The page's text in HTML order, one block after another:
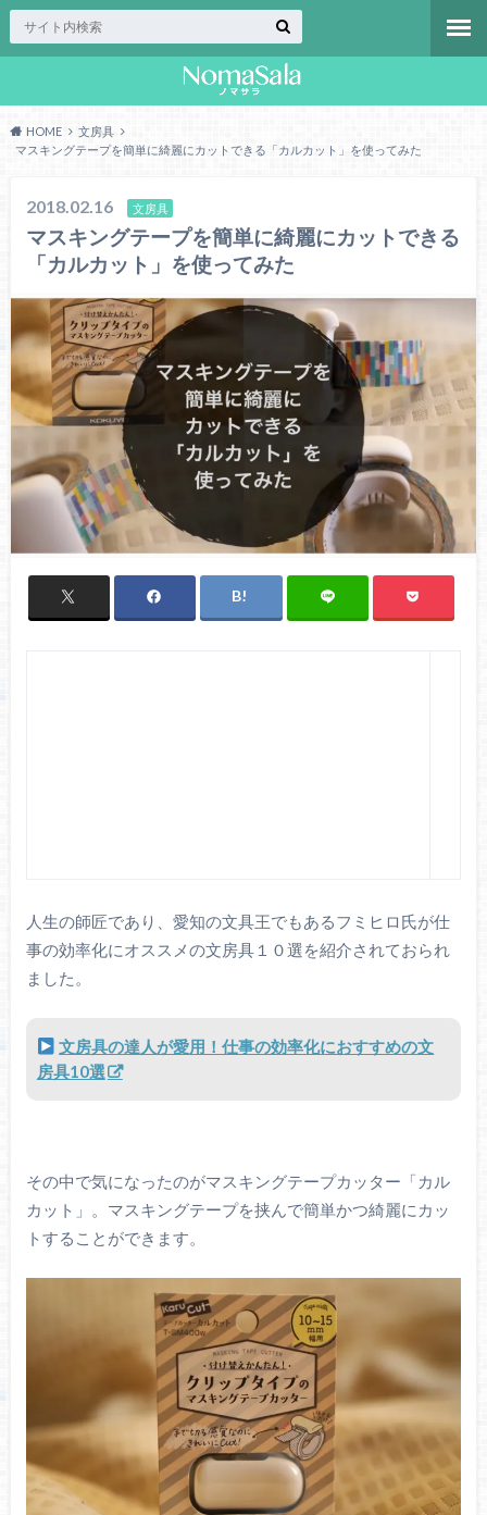
HOME
文房具
マスキングテープを簡単に綺麗にカットできる「カルカット」を使ってみた
2018.02.16 文房具
マスキングテープを簡単に綺麗にカットできる
「カルカット」を使ってみた
人生の師匠であり、愛知の文具王でもあるフミヒロ氏が仕
事の効率化にオススメの文房具１０選を紹介されておられ
ました。
文房具の達人が愛用！仕事の効率化におすすめの文
房具10選
その中で気になったのがマスキングテープカッター「カル
カット」。マスキングテープを挟んで簡単かつ綺麗にカッ
トすることができます。